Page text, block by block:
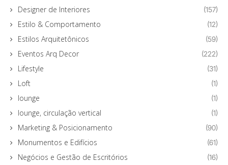
Designer de Interiores (157)
Estilo & Comportamento (12)
Estilos Arquitetônicos (59)
Eventos Arq Decor (222)
Lifestyle (31)
Loft (1)
lounge (1)
lounge, circulação vertical (1)
Marketing & Posicionamento (90)
Monumentos e Edifícios (61)
Negócios e Gestão de Escritórios (16)